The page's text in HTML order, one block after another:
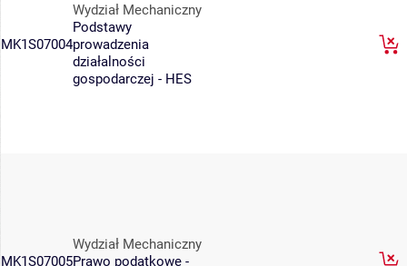
MK1S07004
Wydział Mechaniczny
Podstawy
prowadzenia
działalności
gospodarczej - HES
MK1S07005
Wydział Mechaniczny
Prawo podatkowe -